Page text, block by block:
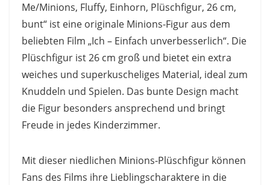
Me/Minions, Fluffy, Einhorn, Plüschfigur, 26 cm,
bunt“ ist eine originale Minions-Figur aus dem
beliebten Film „Ich – Einfach unverbesserlich“. Die
Plüschfigur ist 26 cm groß und bietet ein extra
weiches und superkuscheliges Material, ideal zum
Knuddeln und Spielen. Das bunte Design macht
die Figur besonders ansprechend und bringt
Freude in jedes Kinderzimmer.
Mit dieser niedlichen Minions-Plüschfigur können
Fans des Films ihre Lieblingscharaktere in die